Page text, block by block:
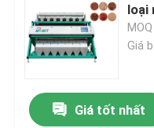
Máy phân loại màu
máy phân loại màu mè
loại
MOQ
Giá
Giá tốt nhất